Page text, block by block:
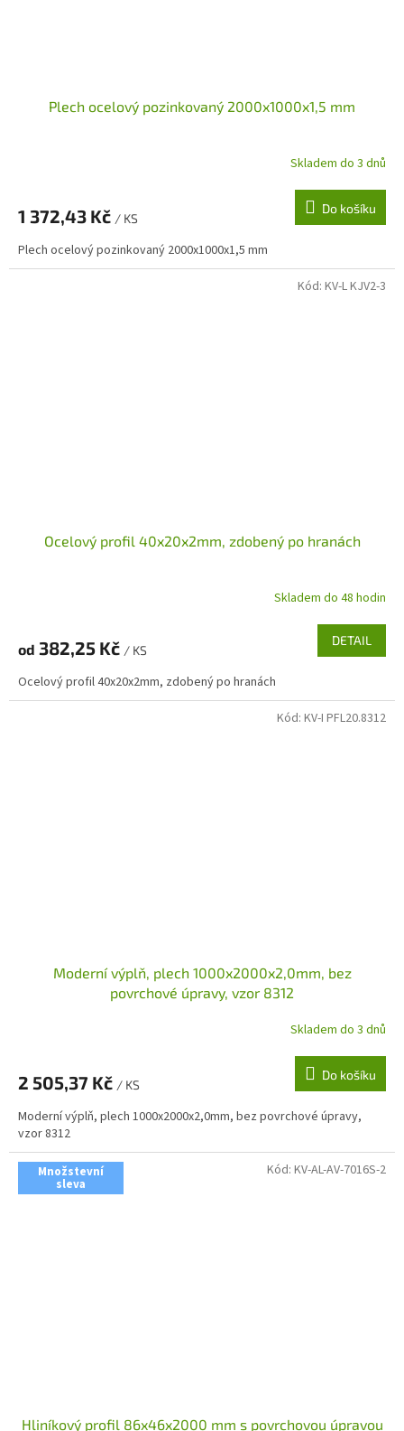
Plech ocelový pozinkovaný 2000x1000x1,5 mm
Skladem do 3 dnů
1 372,43 Kč / KS
Do košíku
Plech ocelový pozinkovaný 2000x1000x1,5 mm
Ocelový profil 40x20x2mm, zdobený po hranách
Skladem do 48 hodin
od 382,25 Kč / KS
DETAIL
Ocelový profil 40x20x2mm, zdobený po hranách
Kód: KV-L KJV2-3
Moderní výplň, plech 1000x2000x2,0mm, bez
povrchové úpravy, vzor 8312
Skladem do 3 dnů
2 505,37 Kč / KS
Do košíku
Moderní výplň, plech 1000x2000x2,0mm, bez povrchové úpravy,
vzor 8312
Kód: KV-I PFL20.8312
Množstevní
sleva
Hliníkový profil 86x46x2000 mm s povrchovou úpravou
Kód: KV-AL-AV-7016S-2